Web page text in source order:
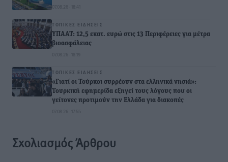
07.08.26 · 18:41
ΤΟΠΙΚΈΣ ΕΙΔΉΣΕΙΣ
ΥΠΑΑΤ: 12,5 εκατ. ευρώ στις 13 Περιφέρειες για μέτρα
βιοασφάλειας
07.08.26 · 18:19
ΤΟΠΙΚΈΣ ΕΙΔΉΣΕΙΣ
«Γιατί οι Τούρκοι συρρέουν στα ελληνικά νησιά»:
Τουρκική εφημερίδα εξηγεί τους λόγους που οι
γείτονες προτιμούν την Ελλάδα για διακοπές
07.08.26 · 17:55
Σχολιασμός Άρθρου